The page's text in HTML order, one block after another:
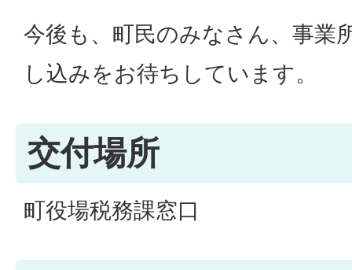
今後も、町民のみなさん、事業
し込みをお待ちしています。
交付場所
町役場税務課窓口